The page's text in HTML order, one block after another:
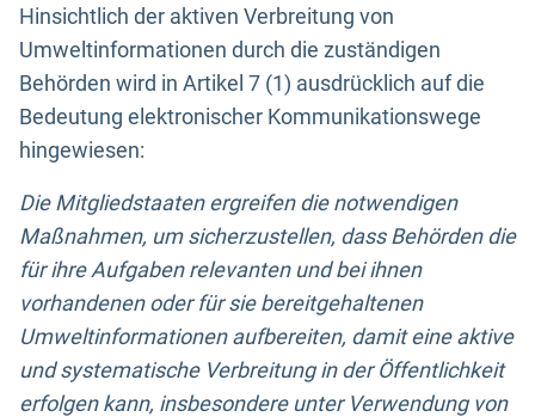
Hinsichtlich der aktiven Verbreitung von
Umweltinformationen durch die zuständigen
Behörden wird in Artikel 7 (1) ausdrücklich auf die
Bedeutung elektronischer Kommunikationswege
hingewiesen:
Die Mitgliedstaaten ergreifen die notwendigen
Maßnahmen, um sicherzustellen, dass Behörden die
für ihre Aufgaben relevanten und bei ihnen
vorhandenen oder für sie bereitgehaltenen
Umweltinformationen aufbereiten, damit eine aktive
und systematische Verbreitung in der Öffentlichkeit
erfolgen kann, insbesondere unter Verwendung von